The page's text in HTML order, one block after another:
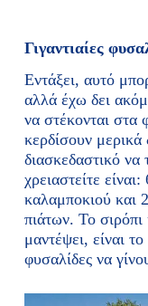
Γιγαντιαίες
Εντάξει, αυτό
αλλά έχω δει
να στέκονται στα
κερδίσουν
διασκεδαστικό
χρειαστείτε
καλαμποκιού και
πιάτων. Το
μαντέψει, είναι
φυσαλίδες να